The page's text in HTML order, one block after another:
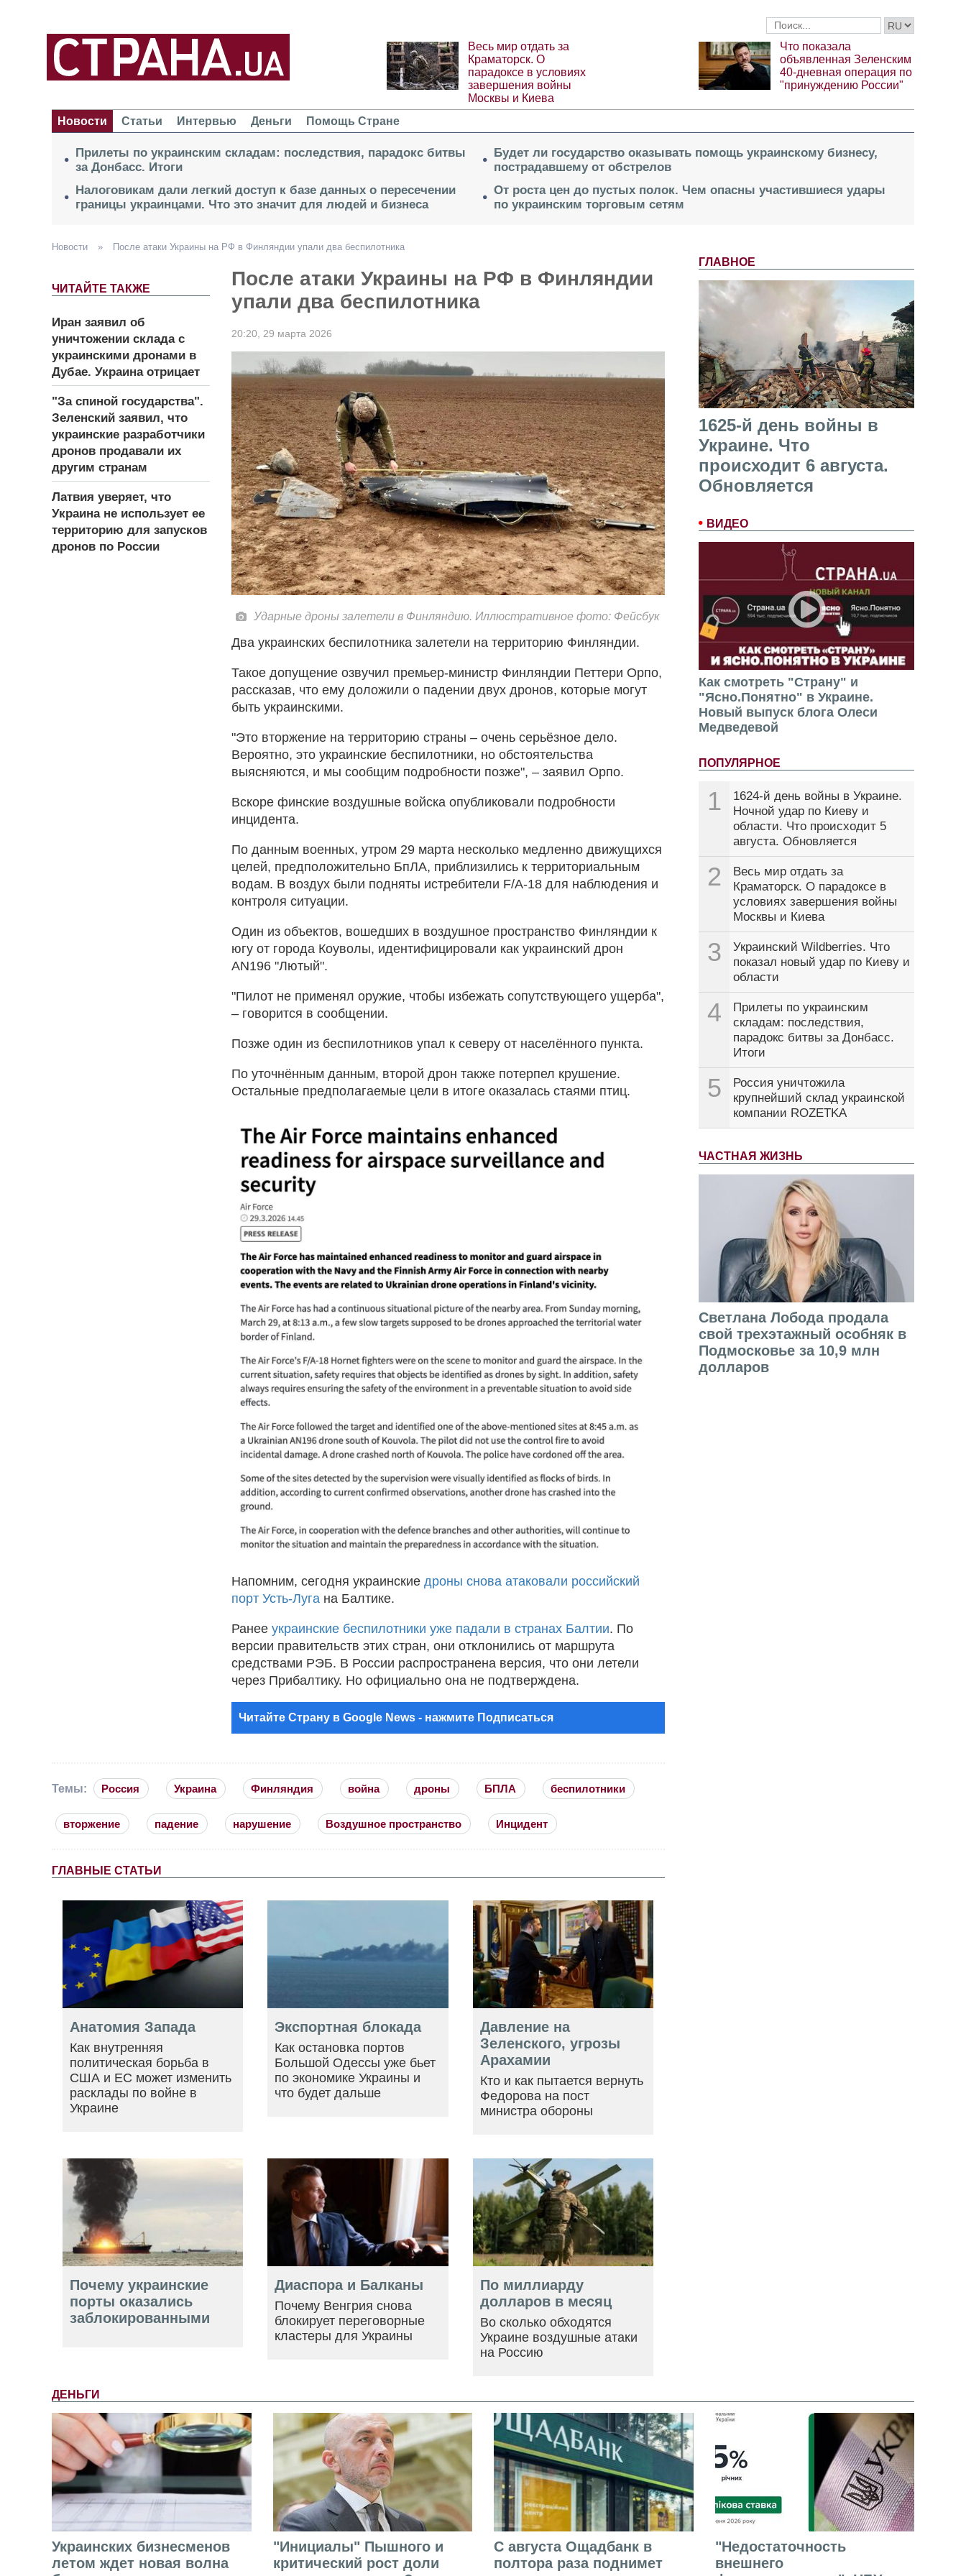
Весь мир отдать за
Краматорск. О
парадоксе в условиях
завершения войны
Москвы и Киева
Что показала
объявленная Зеленским
40-дневная операция по
"принуждению России"
Новости Статьи Интервью Деньги Помощь Стране
Прилеты по украинским складам: последствия, парадокс битвы
за Донбасс. Итоги
Налоговикам дали легкий доступ к базе данных о пересечении
границы украинцами. Что это значит для людей и бизнеса
Будет ли государство оказывать помощь украинскому бизнесу,
пострадавшему от обстрелов
От роста цен до пустых полок. Чем опасны участившиеся удары
по украинским торговым сетям
ГЛАВНОЕ
1625-й день войны в
Украине. Что
происходит 6 августа.
Обновляется
ВИДЕО
Как смотреть "Страну" и
"Ясно.Понятно" в Украине.
Новый выпуск блога Олеси
Медведевой
ПОПУЛЯРНОЕ
1
1624-й день войны в Украине.
Ночной удар по Киеву и
области. Что происходит 5
августа. Обновляется
2
Весь мир отдать за
Краматорск. О парадоксе в
условиях завершения войны
Москвы и Киева
3
Украинский Wildberries. Что
показал новый удар по Киеву и
области
4
Прилеты по украинским
складам: последствия,
парадокс битвы за Донбасс.
Итоги
5
Россия уничтожила
крупнейший склад украинской
компании ROZETKA
ЧАСТНАЯ ЖИЗНЬ
Светлана Лобода продала
свой трехэтажный особняк в
Подмосковье за 10,9 млн
долларов
Новости » После атаки Украины на РФ в Финляндии упали два беспилотника
ЧИТАЙТЕ ТАКЖЕ
Иран заявил об
уничтожении склада с
украинскими дронами в
Дубае. Украина отрицает
"За спиной государства".
Зеленский заявил, что
украинские разработчики
дронов продавали их
другим странам
Латвия уверяет, что
Украина не использует ее
территорию для запусков
дронов по России
После атаки Украины на РФ в Финляндии
упали два беспилотника
20:20, 29 марта 2026
Ударные дроны залетели в Финляндию. Иллюстративное фото: Фейсбук
Два украинских беспилотника залетели на территорию Финляндии.
Такое допущение озвучил премьер-министр Финляндии Петтери Орпо,
рассказав, что ему доложили о падении двух дронов, которые могут
быть украинскими.
"Это вторжение на территорию страны – очень серьёзное дело.
Вероятно, это украинские беспилотники, но обстоятельства
выясняются, и мы сообщим подробности позже", – заявил Орпо.
Вскоре финские воздушные войска опубликовали подробности
инцидента.
По данным военных, утром 29 марта несколько медленно движущихся
целей, предположительно БпЛА, приблизились к территориальным
водам. В воздух были подняты истребители F/A-18 для наблюдения и
контроля ситуации.
Один из объектов, вошедших в воздушное пространство Финляндии к
югу от города Коуволы, идентифицировали как украинский дрон
AN196 "Лютый".
"Пилот не применял оружие, чтобы избежать сопутствующего ущерба",
– говорится в сообщении.
Позже один из беспилотников упал к северу от населённого пункта.
По уточнённым данным, второй дрон также потерпел крушение.
Остальные предполагаемые цели в итоге оказалась стаями птиц.
Напомним, сегодня украинские дроны снова атаковали российский
порт Усть-Луга на Балтике.
Ранее украинские беспилотники уже падали в странах Балтии. По
версии правительств этих стран, они отклонились от маршрута
средствами РЭБ. В России распространена версия, что они летели
через Прибалтику. Но официально она не подтверждена.
Читайте Страну в Google News - нажмите Подписаться
Темы: Россия Украина Финляндия война дроны БПЛА беспилотники
вторжение падение нарушение Воздушное пространство Инцидент
ГЛАВНЫЕ СТАТЬИ
Анатомия Запада
Как внутренняя
политическая борьба в
США и ЕС может изменить
расклады по войне в
Украине
Экспортная блокада
Как остановка портов
Большой Одессы уже бьет
по экономике Украины и
что будет дальше
Давление на
Зеленского, угрозы
Арахамии
Кто и как пытается вернуть
Федорова на пост
министра обороны
Почему украинские
порты оказались
заблокированными
Диаспора и Балканы
Почему Венгрия снова
блокирует переговорные
кластеры для Украины
По миллиарду
долларов в месяц
Во сколько обходятся
Украине воздушные атаки
на Россию
ДЕНЬГИ
Украинских бизнесменов
летом ждет новая волна
"Инициалы" Пышного и
критический рост доли
С августа Ощадбанк в
полтора раза поднимет
"Недостаточность
внешнего